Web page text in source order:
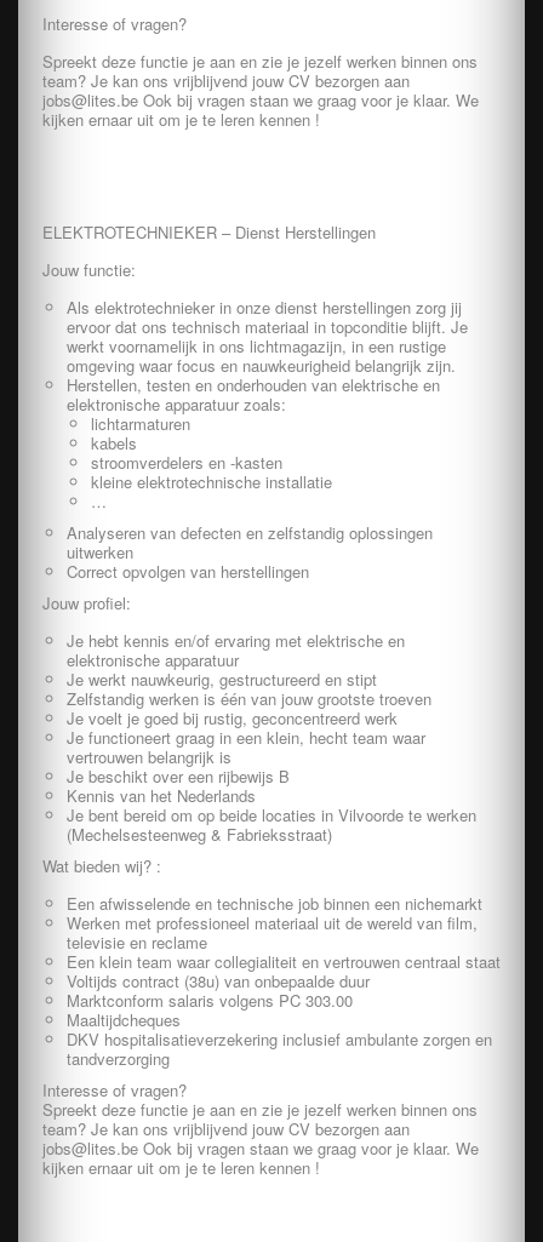
Interesse of vragen?
Spreekt deze functie je aan en zie je jezelf werken binnen ons
team? Je kan ons vrijblijvend jouw CV bezorgen aan
jobs@lites.be Ook bij vragen staan we graag voor je klaar. We
kijken ernaar uit om je te leren kennen !
ELEKTROTECHNIEKER – Dienst Herstellingen
Jouw functie:
Als elektrotechnieker in onze dienst herstellingen zorg jij
ervoor dat ons technisch materiaal in topconditie blijft. Je
werkt voornamelijk in ons lichtmagazijn, in een rustige
omgeving waar focus en nauwkeurigheid belangrijk zijn.
Herstellen, testen en onderhouden van elektrische en
elektronische apparatuur zoals:
lichtarmaturen
kabels
stroomverdelers en -kasten
kleine elektrotechnische installatie
…
Analyseren van defecten en zelfstandig oplossingen
uitwerken
Correct opvolgen van herstellingen
Jouw profiel:
Je hebt kennis en/of ervaring met elektrische en
elektronische apparatuur
Je werkt nauwkeurig, gestructureerd en stipt
Zelfstandig werken is één van jouw grootste troeven
Je voelt je goed bij rustig, geconcentreerd werk
Je functioneert graag in een klein, hecht team waar
vertrouwen belangrijk is
Je beschikt over een rijbewijs B
Kennis van het Nederlands
Je bent bereid om op beide locaties in Vilvoorde te werken
(Mechelsesteenweg & Fabrieksstraat)
Wat bieden wij? :
Een afwisselende en technische job binnen een nichemarkt
Werken met professioneel materiaal uit de wereld van film,
televisie en reclame
Een klein team waar collegialiteit en vertrouwen centraal staat
Voltijds contract (38u) van onbepaalde duur
Marktconform salaris volgens PC 303.00
Maaltijdcheques
DKV hospitalisatieverzekering inclusief ambulante zorgen en
tandverzorging
Interesse of vragen?
Spreekt deze functie je aan en zie je jezelf werken binnen ons
team? Je kan ons vrijblijvend jouw CV bezorgen aan
jobs@lites.be Ook bij vragen staan we graag voor je klaar. We
kijken ernaar uit om je te leren kennen !